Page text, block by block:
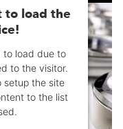
to load the
to load due to
to the visitor.
setup the site
to the list